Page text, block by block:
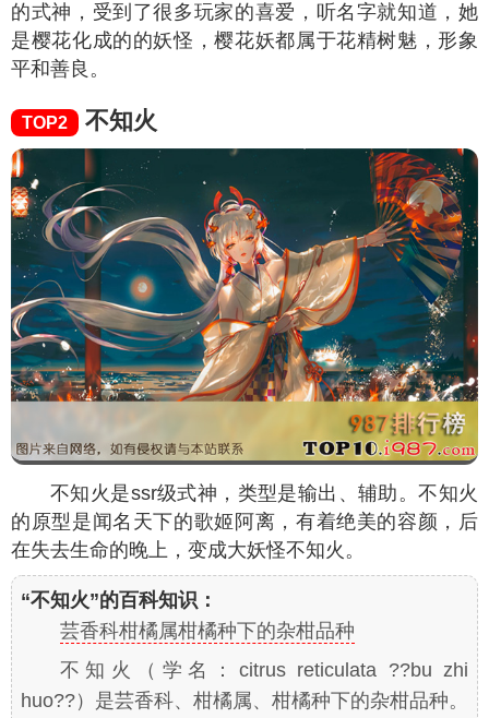
的式神，受到了很多玩家的喜爱，听名字就知道，她
是樱花化成的的妖怪，樱花妖都属于花精树魅，形象
平和善良。
TOP2 不知火
不知火是ssr级式神，类型是输出、辅助。不知火
的原型是闻名天下的歌姬阿离，有着绝美的容颜，后
在失去生命的晚上，变成大妖怪不知火。
“不知火”的百科知识：
芸香科柑橘属柑橘种下的杂柑品种
不知火（学名： citrus reticulata ??bu zhi
huo??）是芸香科、柑橘属、柑橘种下的杂柑品种。